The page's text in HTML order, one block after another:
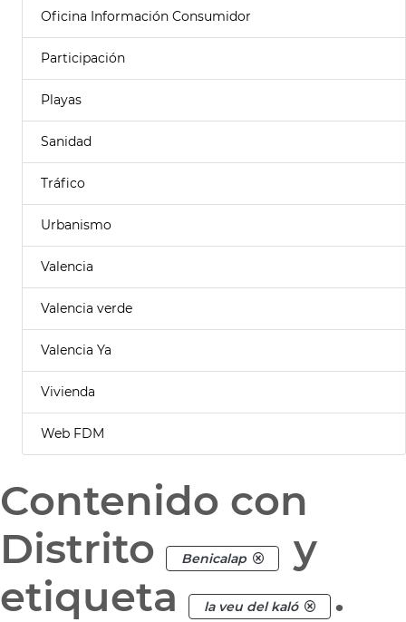
Oficina Información Consumidor
Participación
Playas
Sanidad
Tráfico
Urbanismo
Valencia
Valencia verde
Valencia Ya
Vivienda
Web FDM
Contenido con
Distrito
Benicalap
y
etiqueta
la veu del kaló .